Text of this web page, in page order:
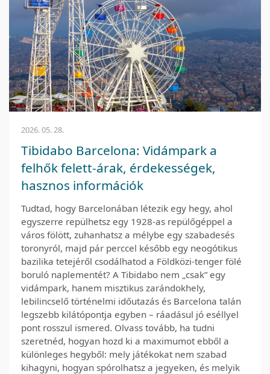
2026. 05. 28.
Tibidabo Barcelona: Vidámpark a
felhők felett-árak, érdekességek,
hasznos információk
Tudtad, hogy Barcelonában létezik egy hegy, ahol
egyszerre repülhetsz egy 1928-as repülőgéppel a
város fölött, zuhanhatsz a mélybe egy szabadesés
toronyról, majd pár perccel később egy neogótikus
bazilika tetejéről csodálhatod a Földközi-tenger fölé
boruló naplementét? A Tibidabo nem „csak” egy
vidámpark, hanem misztikus zarándokhely,
lebilincselő történelmi időutazás és Barcelona talán
legszebb kilátópontja egyben – ráadásul jó eséllyel
pont rosszul ismered. Olvass tovább, ha tudni
szeretnéd, hogyan hozd ki a maximumot ebből a
különleges hegyből: mely játékokat nem szabad
kihagyni, hogyan spórolhatsz a jegyeken, és melyik